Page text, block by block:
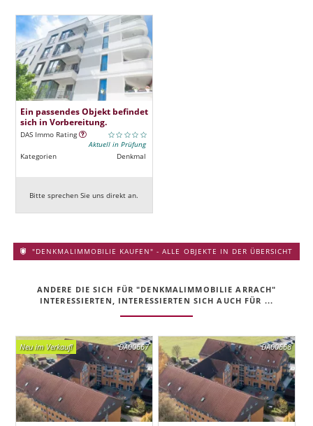
Ein passendes Objekt befindet
sich in Vorbereitung.
DAS Immo Rating
Aktuell in Prüfung
Kategorien
Denkmal
Bitte sprechen Sie uns direkt an.
"DENKMALIMMOBILIE KAUFEN" - ALLE OBJEKTE IN DER ÜBERSICHT
ANDERE DIE SICH FÜR "DENKMALIMMOBILIE ARRACH"
INTERESSIERTEN, INTERESSIERTEN SICH AUCH FÜR ...
DA00667
Neu im Verkauf! DA00668